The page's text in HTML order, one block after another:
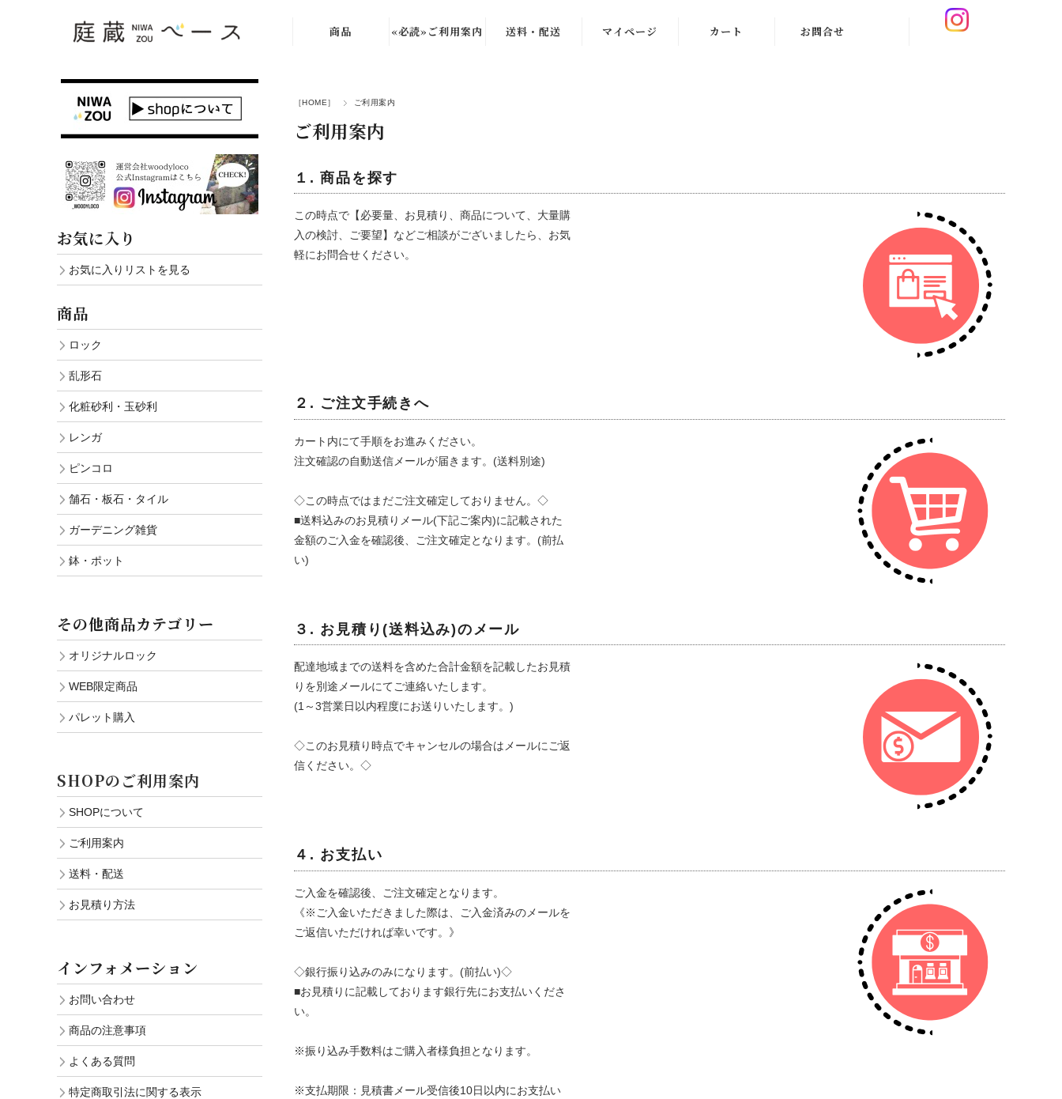
商品
ロック
乱形石
レンガ
化粧砂利・玉砂
利
ピンコロ
一括購入
WEB限定商品
Sale商品
«必読»ご利用案内 送料・配送 マイページ カート お問合せ
［HOME］ ご利用案内
ご利用案内
１. 商品を探す
この時点で【必要量、お見積り、商品について、大量購
入の検討、ご要望】などご相談がございましたら、お気
軽にお問合せください。
２. ご注文手続きへ
カート内にて手順をお進みください。
注文確認の自動送信メールが届きます。(送料別途)
◇この時点ではまだご注文確定しておりません。◇
■送料込みのお見積りメール(下記ご案内)に記載された
金額のご入金を確認後、ご注文確定となります。(前払
い)
３. お見積り(送料込み)のメール
配達地域までの送料を含めた合計金額を記載したお見積
りを別途メールにてご連絡いたします。
(1～3営業日以内程度にお送りいたします。)
◇このお見積り時点でキャンセルの場合はメールにご返
信ください。◇
４. お支払い
ご入金を確認後、ご注文確定となります。
《※ご入金いただきました際は、ご入金済みのメールを
ご返信いただければ幸いです。》
◇銀行振り込みのみになります。(前払い)◇
■お見積りに記載しております銀行先にお支払いくださ
い。
※振り込み手数料はご購入者様負担となります。
※支払期限：見積書メール受信後10日以内にお支払い
お気に入り
お気に入りリストを見る
商品
ロック
乱形石
化粧砂利・玉砂利
レンガ
ピンコロ
舗石・板石・タイル
ガーデニング雑貨
鉢・ポット
その他商品カテゴリー
オリジナルロック
WEB限定商品
パレット購入
SHOPのご利用案内
SHOPについて
ご利用案内
送料・配送
お見積り方法
インフォメーション
お問い合わせ
商品の注意事項
よくある質問
特定商取引法に関する表示